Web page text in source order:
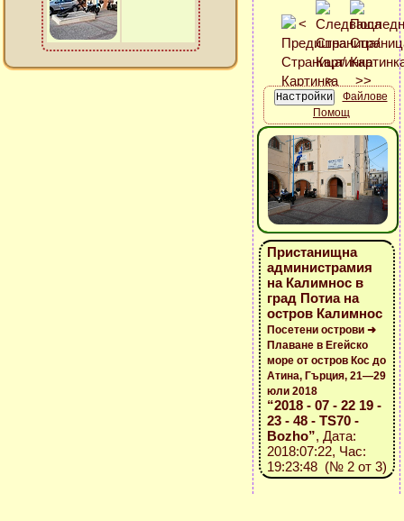
Файлове
Помощ
Пристанищна
администрамия
на Калимнос в
град Потиа на
остров Калимнос
Посетени острови ➜
Плаване в Егейско
море от остров Кос до
Атина, Гърция, 21—29
юли 2018
“2018 - 07 - 22 19 -
23 - 48 - TS70 -
Bozho”, Дата:
2018:07:22, Час:
19:23:48 (№ 2 от 3)